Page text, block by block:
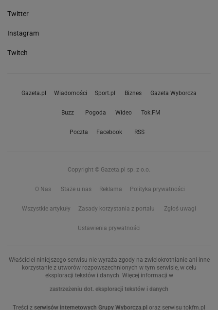
Twitter
Instagram
Twitch
Gazeta.pl Wiadomości Sport.pl Biznes Gazeta Wyborcza
Buzz Pogoda Wideo Tok.FM
Poczta Facebook RSS
Copyright © Gazeta.pl sp. z o.o.
O Nas Staże u nas Reklama Polityka prywatności
Wszystkie artykuły Zasady korzystania z portalu Zgłoś uwagi
Ustawienia prywatności
Właściciel niniejszego serwisu nie wyraża zgody na zwielokrotnianie ani inne
korzystanie z utworów rozpowszechnionych w tym serwisie, w celu
eksploracji tekstów i danych. Więcej informacji w
zastrzeżeniu dot. eksploracji tekstów i danych
Treści z serwisów internetowych Grupy Wyborcza.pl oraz serwisu tokfm.pl